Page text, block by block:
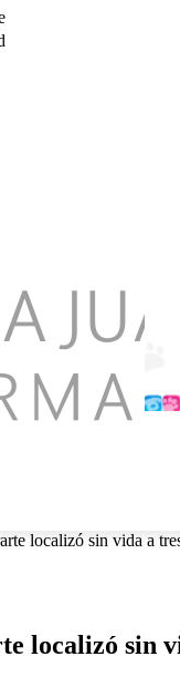
localizó sin vida a
localizó sin